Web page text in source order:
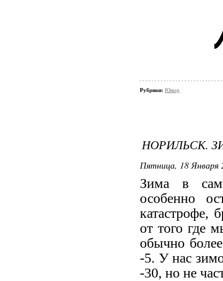
Рубрики: Юмор
НОРИЛЬСК.
Пятница, 18 Января
Зима в
особенно
катастрофе,
от того где
обычно
-5. У нас
-30, но не